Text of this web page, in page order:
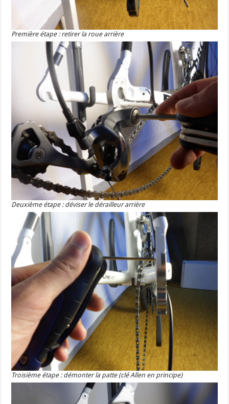
Première étape : retirer la roue arrière
Deuxième étape : déviser le dérailleur arrière
Troisième étape : démonter la patte (clé Allen en principe)